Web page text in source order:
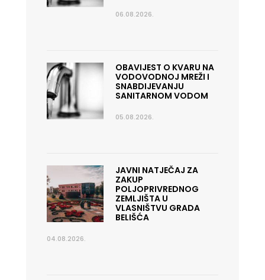
06.08.2026.
OBAVIJEST O KVARU NA
VODOVODNOJ MREŽI I
SNABDIJEVANJU
SANITARNOM VODOM
05.08.2026.
JAVNI NATJEČAJ ZA
ZAKUP
POLJOPRIVREDNOG
ZEMLJIŠTA U
VLASNIŠTVU GRADA
BELIŠĆA
04.08.2026.